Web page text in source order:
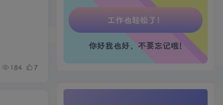
184 7
腰也不酸了！
工作也轻松了！
你好我也好，不要忘记哦!